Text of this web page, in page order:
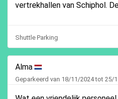
vertrekhallen van Schiphol.
Shuttle Parking
Alma
Geparkeerd van 18/11/2024 tot 25/